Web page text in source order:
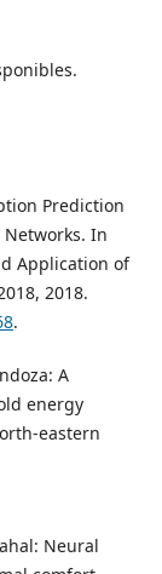
Prediction
In
Application of
2018.
.
A
energy
eastern
Neural